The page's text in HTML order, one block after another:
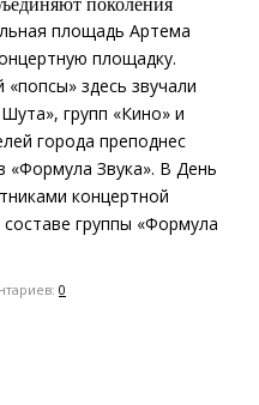
площадь Артема
площадку.
здесь звучали
групп «Кино» и
города преподнес
«Формула Звука». В День
концертной
группы «Формула
0